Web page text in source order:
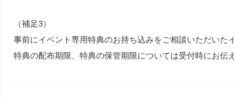
（補足3）
事前にイベント専用特典のお持ち込みをご相談いただいた
特典の配布期限、特典の保管期限については受付時にお伝